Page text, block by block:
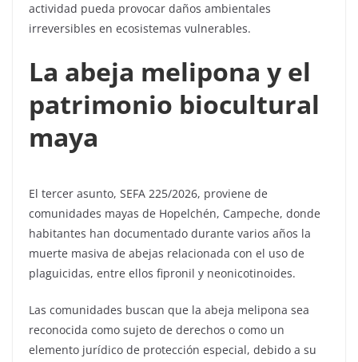
actividad pueda provocar daños ambientales
irreversibles en ecosistemas vulnerables.
La abeja melipona y el
patrimonio biocultural
maya
El tercer asunto, SEFA 225/2026, proviene de
comunidades mayas de Hopelchén, Campeche, donde
habitantes han documentado durante varios años la
muerte masiva de abejas relacionada con el uso de
plaguicidas, entre ellos fipronil y neonicotinoides.
Las comunidades buscan que la abeja melipona sea
reconocida como sujeto de derechos o como un
elemento jurídico de protección especial, debido a su